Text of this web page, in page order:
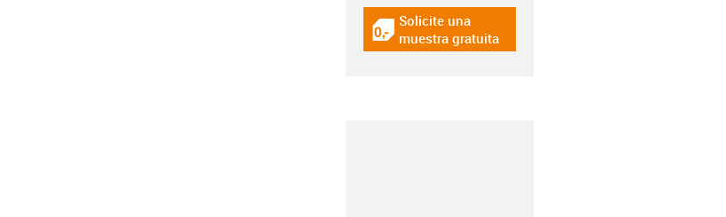
igus-icon-gratismuster
Solicite una
muestra gratuita